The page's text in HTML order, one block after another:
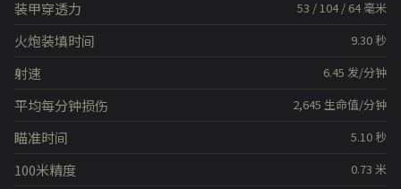
53 / 104 / 64 毫米
装甲穿透力
9.30 秒
火炮装填时间
6.45 发/分钟
射速
2,645 生命值/分钟
平均每分钟损伤
5.10 秒
瞄准时间
0.73 米
100米精度